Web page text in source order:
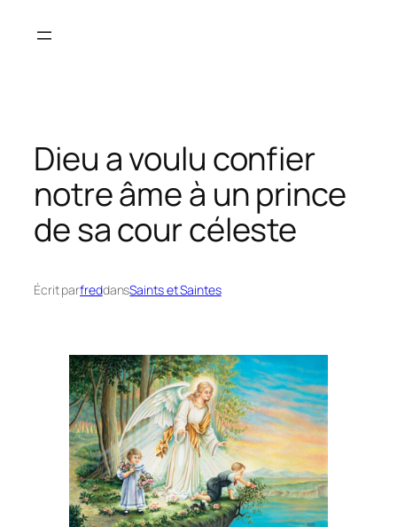
Dieu a voulu confier
notre âme à un prince
de sa cour céleste
Écrit parfreddansSaints et Saintes